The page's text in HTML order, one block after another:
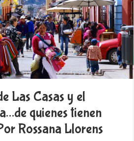
Las Casas y el
quienes tienen
Rossana Llorens